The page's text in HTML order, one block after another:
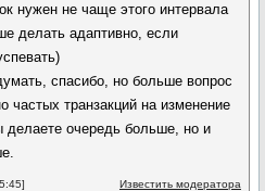
нужен не чаще этого интервала
делать адаптивно, если
спасибо, но больше вопрос
частых транзакций на изменение
очередь больше, но и
Известить модератора